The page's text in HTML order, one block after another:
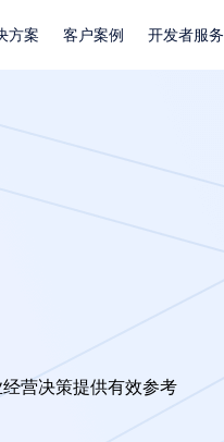
方案 客户案例 开发者服务
营决策提供有效参考